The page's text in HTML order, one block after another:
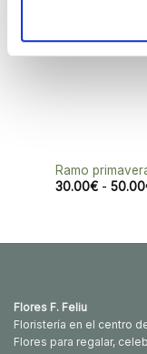
Ramo
30.00€ - 50.00
Flores F. Feliu
Floristería en el centro
Flores para regalar,